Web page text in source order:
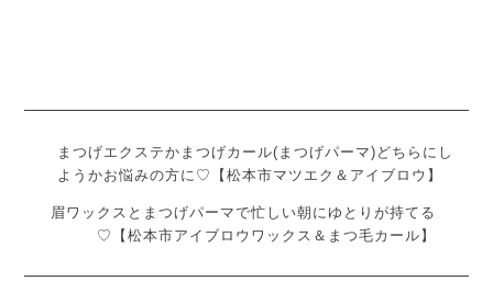
まつげエクステかまつげカール(まつげパーマ)どちらにし
ようかお悩みの方に♡【松本市マツエク＆アイブロウ】
眉ワックスとまつげパーマで忙しい朝にゆとりが持てる
♡【松本市アイブロウワックス＆まつ毛カール】